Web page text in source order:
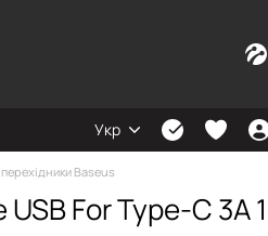
Укр
перехідники Baseus
For Type-C 3A